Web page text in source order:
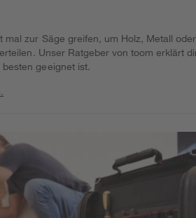
mal zur Säge greifen, um Holz, Metall oder
Unser Ratgeber von toom erklärt
besten geeignet ist.